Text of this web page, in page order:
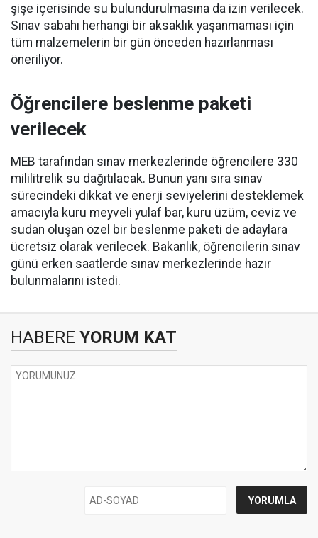
şişe içerisinde su bulundurulmasına da izin verilecek.
Sınav sabahı herhangi bir aksaklık yaşanmaması için
tüm malzemelerin bir gün önceden hazırlanması
öneriliyor.
Öğrencilere beslenme paketi
verilecek
MEB tarafından sınav merkezlerinde öğrencilere 330
mililitrelik su dağıtılacak. Bunun yanı sıra sınav
sürecindeki dikkat ve enerji seviyelerini desteklemek
amacıyla kuru meyveli yulaf bar, kuru üzüm, ceviz ve
sudan oluşan özel bir beslenme paketi de adaylara
ücretsiz olarak verilecek. Bakanlık, öğrencilerin sınav
günü erken saatlerde sınav merkezlerinde hazır
bulunmalarını istedi.
HABERE YORUM KAT